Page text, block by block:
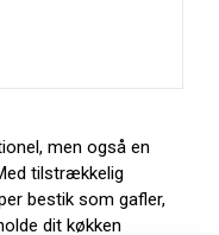
men også en
tilstrækkelig
bestik som gafler,
dit køkken